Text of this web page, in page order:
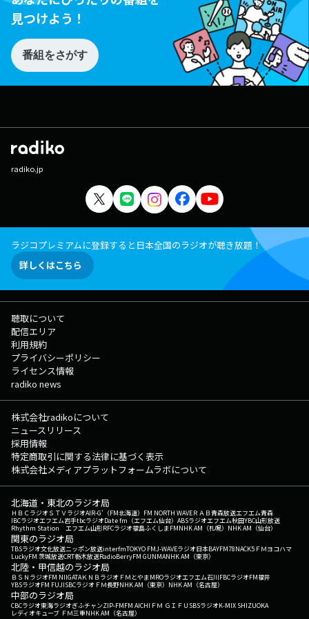
見つけよう！
番組をさがす
radiko.jp
ラジコプレミアムに登録すると日本全国のラジオが聴き放題！
詳しくはこちら
聴取について
配信エリア
利用規約
プライバシーポリシー
ライセンス情報
radiko news
株式会社radikoについて
ニュースリリース
採用情報
特定商取引に関する法律に基づく表示
株式会社メディアプラットフォームラボについて
北海道・東北のラジオ局
ＨＢＣラジオＳＴＶラジオAIR-G'（FM北海道） FM NORTH WAVEＲＡＢ青森放送エフエム青森
IBCラジオエフエム岩手tbcラジオDate fm（エフエム仙台） ABSラジオエフエム秋田YBC山形放送
Rhythm Station エフエム山形RFCラジオ福島ふくしまFMNHK AM（札幌） NHK AM（仙台）
関東のラジオ局
TBSラジオ文化放送ニッポン放送interfmTOKYO FMJ-WAVEラジオ日本BAYFM78NACK5 ＦＭヨコハマ
LuckyFM 茨城放送CRT栃木放送RadioBerryFM GUNMANHK AM（東京）
北陸・甲信越のラジオ局
ＢＳＮラジオFM NIIGATAＫＮＢラジオ ＦＭとやまMROラジオエフエム石川FBCラジオFM福井
YBSラジオFM FUJISBCラジオ ＦＭ長野NHK AM（東京） NHK AM（名古屋）
中部のラジオ局
CBCラジオ東海ラジオぎふチャンZIP-FMFM AICHI ＦＭ ＧＩＦＵ SBSラジオK-MIX SHIZUOKA
レディオキューブ ＦＭ三重NHK AM（名古屋）